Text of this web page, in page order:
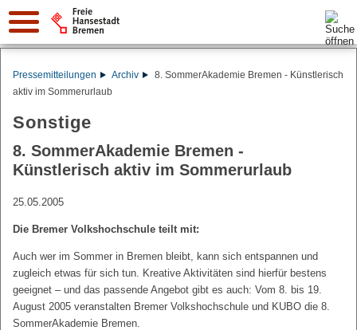
Suche:
Pressemitteilungen Archiv
8. SommerAkademie Bremen - Künstlerisch
aktiv im Sommerurlaub
Sonstige
8. SommerAkademie Bremen -
Künstlerisch aktiv im Sommerurlaub
25.05.2005
Die Bremer Volkshochschule teilt mit:
Auch wer im Sommer in Bremen bleibt, kann sich entspannen und
zugleich etwas für sich tun. Kreative Aktivitäten sind hierfür bestens
geeignet – und das passende Angebot gibt es auch: Vom 8. bis 19.
August 2005 veranstalten Bremer Volkshochschule und KUBO die 8.
SommerAkademie Bremen.